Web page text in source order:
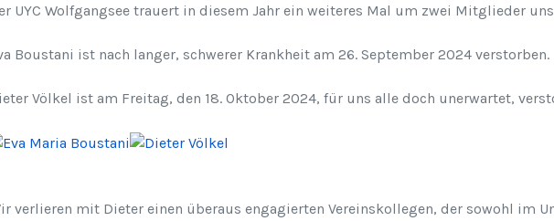
UYC Wolfgangsee trauert in diesem Jahr ein weiteres Mal um zwei Mitglieder
Boustani ist nach langer, schwerer Krankheit am 26. September 2024 verstorben.
Völkel ist am Freitag, den 18. Oktober 2024, für uns alle doch unerwartet,
verlieren mit Dieter einen überaus engagierten Vereinskollegen, der sowohl im